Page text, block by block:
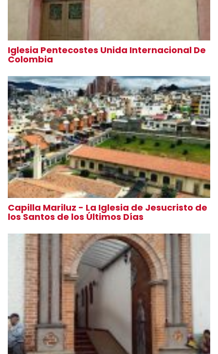
Iglesia Pentecostes Unida Internacional De
Colombia
Capilla Mariluz - La Iglesia de Jesucristo de
los Santos de los Últimos Días